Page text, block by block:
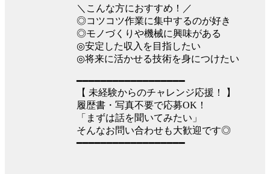
＼こんな方におすすめ！／
◎コツコツ作業に集中するのが好き
◎モノづくりや機械に興味がある
◎安定した収入を目指したい
◎将来に活かせる技術を身につけたい
━━━━━━━━━━━━━━━━━━
【 未経験からのチャレンジ応援！ 】
履歴書・写真不要で応募OK！
「まずは話を聞いてみたい」
そんなお問い合わせも大歓迎です◎
━━━━━━━━━━━━━━━━━━